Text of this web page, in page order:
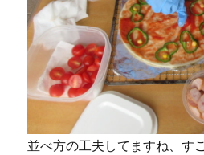
並べ方の工夫してますね、す